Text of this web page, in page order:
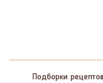
Подборки рецептов